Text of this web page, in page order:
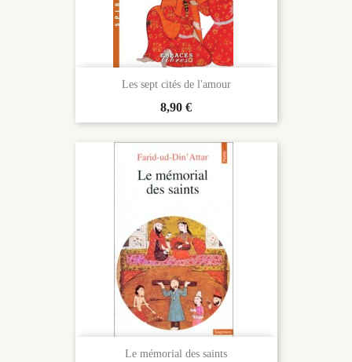
Les sept cités de l'amour
Prix
8,90 €
Le mémorial des saints